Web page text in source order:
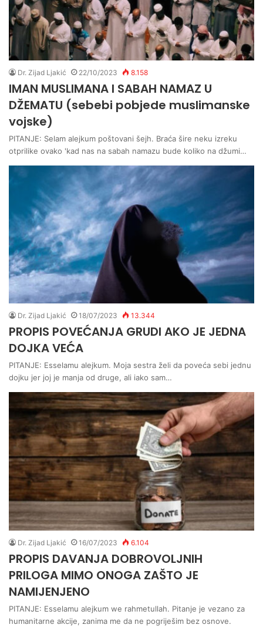
Dr. Zijad Ljakić 22/10/2023 8.158
IMAN MUSLIMANA I SABAH NAMAZ U
DŽEMATU (sebebi pobjede muslimanske
vojske)
PITANJE: Selam alejkum poštovani šejh. Braća šire neku izreku
otprilike ovako 'kad nas na sabah namazu bude koliko na džumi…
Dr. Zijad Ljakić 18/07/2023 13.344
PROPIS POVEĆANJA GRUDI AKO JE JEDNA
DOJKA VEĆA
PITANJE: Esselamu alejkum. Moja sestra želi da poveća sebi jednu
dojku jer joj je manja od druge, ali iako sam…
Dr. Zijad Ljakić 16/07/2023 6.104
PROPIS DAVANJA DOBROVOLJNIH
PRILOGA MIMO ONOGA ZAŠTO JE
NAMIJENJENO
PITANJE: Esselamu alejkum we rahmetullah. Pitanje je vezano za
humanitarne akcije, zanima me da ne pogriješim bez osnove.